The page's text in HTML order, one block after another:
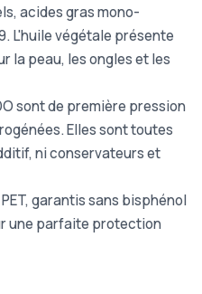
acides gras mono-
L'huile végétale présente
la peau, les ongles et les
sont de première pression
Elles sont toutes
ni conservateurs et
garantis sans bisphénol
une parfaite protection